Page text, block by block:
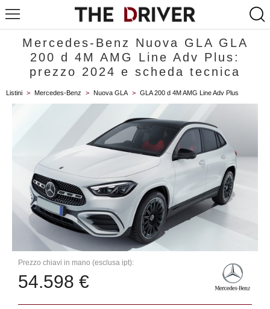
Mercedes-Benz Nuova GLA GLA
200 d 4M AMG Line Adv Plus:
prezzo 2024 e scheda tecnica
Listini > Mercedes-Benz > Nuova GLA > GLA 200 d 4M AMG Line Adv Plus
Prezzo chiavi in mano (esclusa ipt):
54.598 €